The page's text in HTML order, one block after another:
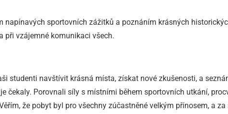
sportovních zážitků a poznáním krásných
při vzájemné komunikaci všech.
studenti navštívit krásná místa, získat nové zkušenosti, a
čekaly. Porovnali síly s místními během sportovních utkání,
že pobyt byl pro všechny zúčastněné velkým přínosem, a